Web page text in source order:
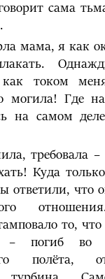
сама
мама, я как
током
могила! Где
на самом
требовала
Куда
ответили, что
то,
– погиб во
полёта,